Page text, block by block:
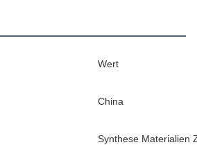
Wert
China
Synthese Materialien